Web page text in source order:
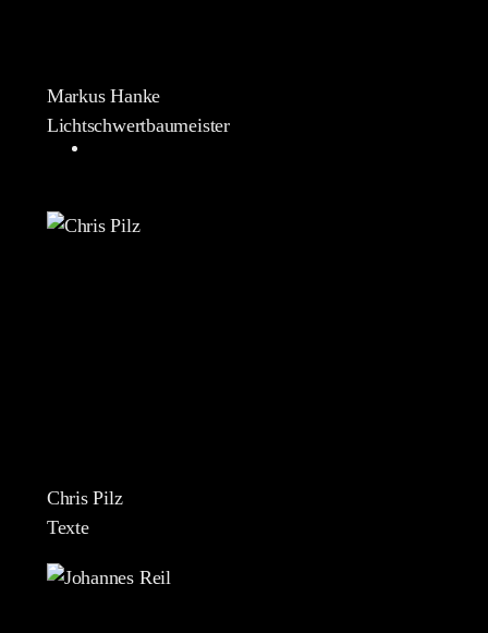
Markus Hanke
Lichtschwertbaumeister
Chris Pilz
Texte